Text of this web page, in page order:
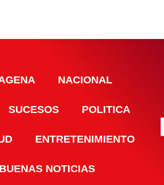
NACIONAL
SUCESOS POLITICA
ENTRETENIMIENTO
BUENAS NOTICIAS